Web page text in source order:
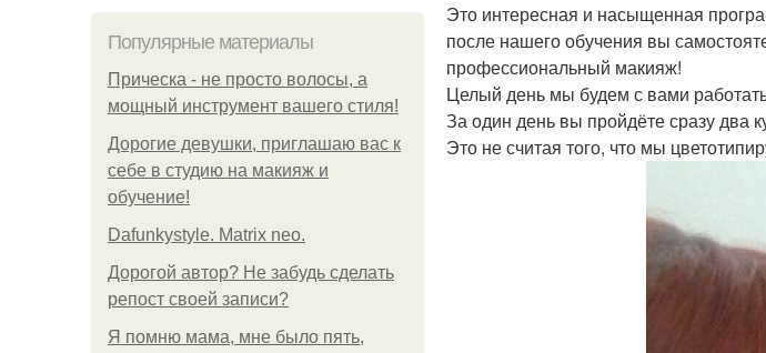
Популярные материалы
Прическа - не просто волосы, а
мощный инструмент вашего стиля!
Дорогие девушки, приглашаю вас к
себе в студию на макияж и
обучение!
Dafunkystyle. Matrix neo.
Дорогой автор? Не забудь сделать
репост своей записи?
Я помню мама, мне было пять,
Это интересная и насыщенная
после нашего обучения вы
профессиональный макияж!
Целый день мы будем с вами
За один день вы пройдёте сразу два
Это не считая того, что мы